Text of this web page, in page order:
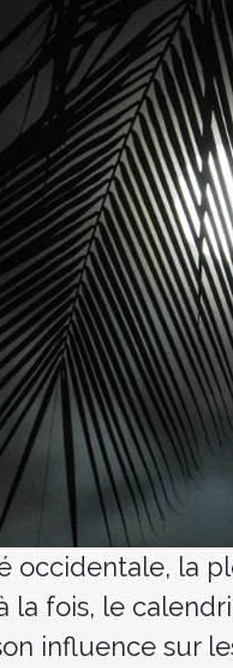
occidentale, la
la fois, le
influence sur